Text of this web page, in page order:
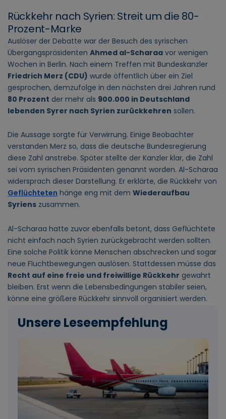
Rückkehr nach Syrien: Streit um die 80-
Prozent-Marke
Auslöser der Debatte war der Besuch des syrischen
Übergangspräsidenten Ahmed al-Scharaa vor wenigen
Wochen in Berlin. Nach einem Treffen mit Bundeskanzler
Friedrich Merz (CDU) wurde öffentlich über ein Ziel
gesprochen, demzufolge in den nächsten drei Jahren rund
80 Prozent der mehr als 900.000 in Deutschland
lebenden Syrer nach Syrien zurückkehren sollen.
Die Aussage sorgte für Verwirrung. Einige Beobachter
verstanden Merz so, dass die deutsche Bundesregierung
diese Zahl anstrebe. Später stellte der Kanzler klar, die Zahl
sei vom syrischen Präsidenten genannt worden. Al-Scharaa
widersprach dieser Darstellung. Er erklärte, die Rückkehr von
Geflüchteten hänge eng mit dem Wiederaufbau
Syriens zusammen.
Al-Scharaa hatte zuvor ebenfalls betont, dass Geflüchtete
nicht einfach nach Syrien zurückgebracht werden sollten.
Eine solche Politik könne Menschen abschrecken und sogar
neue Fluchtbewegungen auslösen. Stattdessen müsse das
Recht auf eine freie und freiwillige Rückkehr gewahrt
bleiben. Erst wenn die Lebensbedingungen stabiler seien,
könne eine größere Rückkehr sinnvoll organisiert werden.
Unsere Leseempfehlung